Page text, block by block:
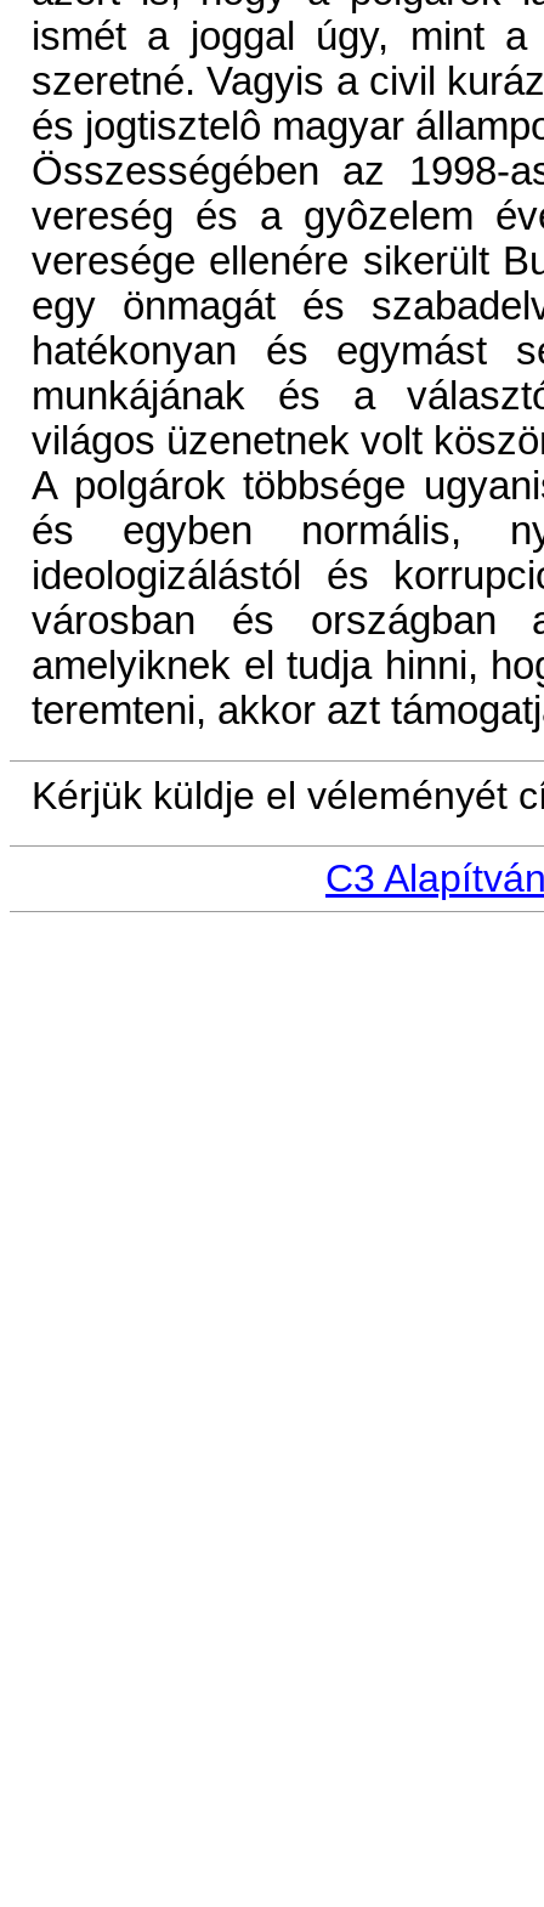
ismét a joggal úgy, mint a
szeretné. Vagyis a civil
és jogtisztelô magyar
Összességében az 1998-
vereség és a gyôzelem
veresége ellenére sikerült
egy önmagát és
hatékonyan és egymást
munkájának és a
világos üzenetnek volt
A polgárok többsége
és egyben normális,
ideologizálástól és
városban és
amelyiknek el tudja hinni,
teremteni, akkor azt
Kérjük küldje el véleményét
C3